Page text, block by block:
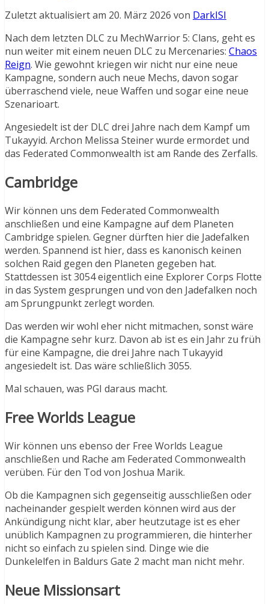
Zuletzt aktualisiert am 20. März 2026 von DarkISI
Nach dem letzten DLC zu MechWarrior 5: Clans, geht es
nun weiter mit einem neuen DLC zu Mercenaries: Chaos
Reign. Wie gewohnt kriegen wir nicht nur eine neue
Kampagne, sondern auch neue Mechs, davon sogar
überraschend viele, neue Waffen und sogar eine neue
Szenarioart.
Angesiedelt ist der DLC drei Jahre nach dem Kampf um
Tukayyid. Archon Melissa Steiner wurde ermordet und
das Federated Commonwealth ist am Rande des Zerfalls.
Cambridge
Wir können uns dem Federated Commonwealth
anschließen und eine Kampagne auf dem Planeten
Cambridge spielen. Gegner dürften hier die Jadefalken
werden. Spannend ist hier, dass es kanonisch keinen
solchen Raid gegen den Planeten gegeben hat.
Stattdessen ist 3054 eigentlich eine Explorer Corps Flotte
in das System gesprungen und von den Jadefalken noch
am Sprungpunkt zerlegt worden.
Das werden wir wohl eher nicht mitmachen, sonst wäre
die Kampagne sehr kurz. Davon ab ist es ein Jahr zu früh
für eine Kampagne, die drei Jahre nach Tukayyid
angesiedelt ist. Das wäre schließlich 3055.
Mal schauen, was PGI daraus macht.
Free Worlds League
Wir können uns ebenso der Free Worlds League
anschließen und Rache am Federated Commonwealth
verüben. Für den Tod von Joshua Marik.
Ob die Kampagnen sich gegenseitig ausschließen oder
nacheinander gespielt werden können wird aus der
Ankündigung nicht klar, aber heutzutage ist es eher
unüblich Kampagnen zu programmieren, die hinterher
nicht so einfach zu spielen sind. Dinge wie die
Dunkelelfen in Baldurs Gate 2 macht man nicht mehr.
Neue Missionsart